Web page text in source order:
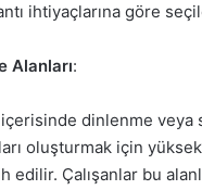
ihtiyaçlarına göre
Alanları:
dinlenme veya
oluşturmak için
edilir. Çalışanlar bu